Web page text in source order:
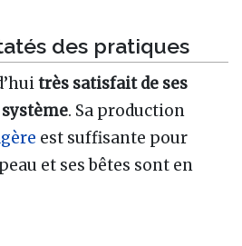
des pratiques
très satisfait de ses
. Sa production
est suffisante pour
et ses bêtes sont en